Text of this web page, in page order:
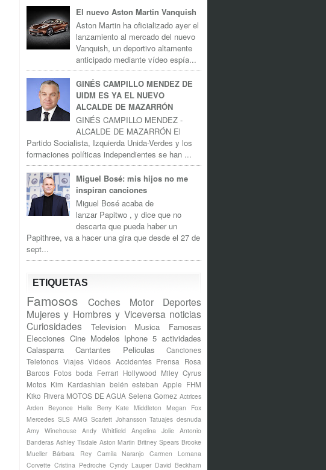
El nuevo Aston Martin Vanquish
Aston Martin ha oficializado ayer el
lanzamiento al mercado del nuevo
Vanquish, un deportivo altamente
anticipado mediante vídeo espía...
GINÉS CAMPILLO MENDEZ DE
UIDM ES YA EL NUEVO
ALCALDE DE MAZARRÓN
GINÉS CAMPILLO MENDEZ -
ALCALDE DE MAZARRÓN El
Partido Socialista, Izquierda Unida-Verdes y los
formaciones políticas independientes se han ...
Miguel Bosé: mis hijos no me
inspiran canciones
Miguel Bosé acaba de
lanzar Papitwo , y dice que no
descarta que pueda haber un
Papithree, va a hacer una gira que desde el 27 de
sept...
ETIQUETAS
Famosos Coches Motor
Deportes
Mujeres y Hombres y Viceversa noticias
Curiosidades
Television Musica
Famosas
Elecciones Cine Modelos Iphone 5 actividades
Calasparra
Cantantes Peliculas
Canciones
Telefonos Viajes Videos Accidentes Prensa Rosa
Barcos Fotos boda Ferrari Hollywood Miley Cyrus
Motos Kim Kardashian belén esteban Apple FHM
Kiko Rivera MOTOS DE AGUA Selena Gomez Actrices
Arden
Beyonce Halle Berry Kate Middleton
Megan Fox
Mercedes SLS AMG Scarlett Johansson Tatuajes desnuda
Amy Winehouse Andy Whitfield Angelina Jolie Antonio
Banderas Ashley Tisdale Aston Martin Britney Spears Brooke
Mueller
Bárbara Rey Camila Naranjo
Carmen Lomana
Corvette Cristina Pedroche Cyndy Lauper David Beckham